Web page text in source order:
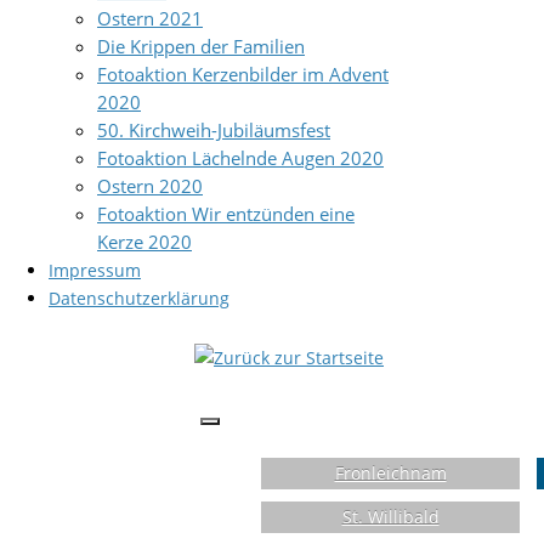
Ostern 2021
Die Krippen der Familien
Fotoaktion Kerzenbilder im Advent
2020
50. Kirchweih-Jubiläumsfest
Fotoaktion Lächelnde Augen 2020
Ostern 2020
Fotoaktion Wir entzünden eine
Kerze 2020
Impressum
Datenschutzerklärung
Fronleichnam
St. Willibald